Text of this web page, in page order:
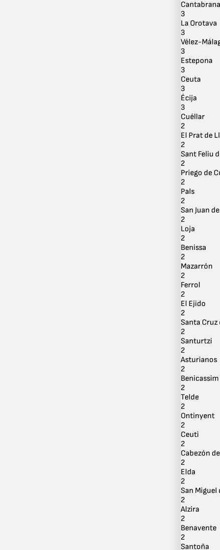
Cantabrana
3
La Orotava
3
Vélez-
3
Estepona
3
Ceuta
3
Écija
3
Cuéllar
2
El Prat de
2
Sant Feliu
2
Priego de
2
Pals
2
San Juan
2
Loja
2
Benissa
2
Mazarrón
2
Ferrol
2
El Ejido
2
Santa Cruz
2
Santurtzi
2
Asturianos
2
Benicassim
2
Telde
2
Ontinyent
2
Ceuti
2
Cabezón
2
Elda
2
San Miguel
2
Alzira
2
Benavente
2
Santoña